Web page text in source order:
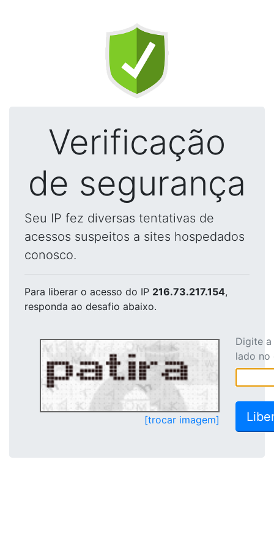
Verificação
de segurança
Seu IP fez diversas tentativas de
acessos suspeitos a sites hospedados
conosco.
Para liberar o acesso do IP 216.73.217.154,
responda ao desafio abaixo.
[trocar imagem]
Digite
lado no